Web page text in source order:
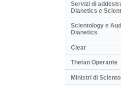
Servizi di
Dianetics e
Scientology e
Dianetics
Clear
Thetan Operante
Ministri di